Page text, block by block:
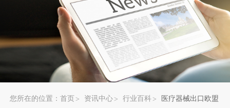
您所在的位置： 首页 资讯中心 行业百科
医疗器械出口欧盟